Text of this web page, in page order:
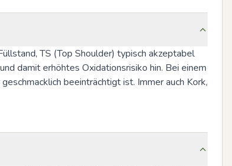
TS (Top Shoulder) typisch akzeptabel
damit erhöhtes Oxidationsrisiko hin. Bei einem
beeinträchtigt ist. Immer auch Kork,